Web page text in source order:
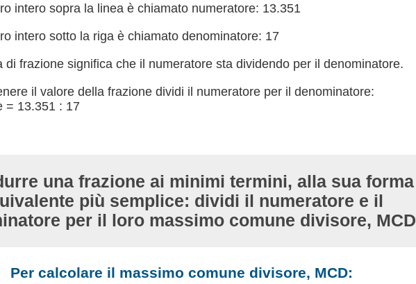
intero sopra la linea è chiamato numeratore: 13.351
intero sotto la riga è chiamato denominatore: 17
di frazione significa che il numeratore sta dividendo per il denominatore.
il valore della frazione dividi il numeratore per il denominatore:
= 13.351 : 17
una frazione ai minimi termini, alla sua forma
più semplice: dividi il numeratore e il
per il loro massimo comune divisore, MCD
Per calcolare il massimo comune divisore, MCD: